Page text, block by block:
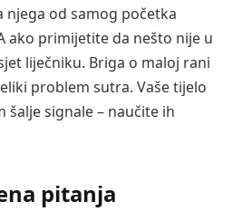
njega od samog početka
ako primijetite da nešto nije u
liječniku. Briga o maloj rani
problem sutra. Vaše tijelo
šalje signale – naučite ih
pitanja